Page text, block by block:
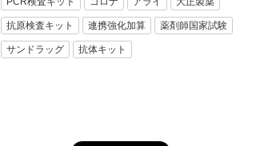
抗原検査キット 連携強化加算 薬剤師国家試験
サンドラッグ 抗体キット